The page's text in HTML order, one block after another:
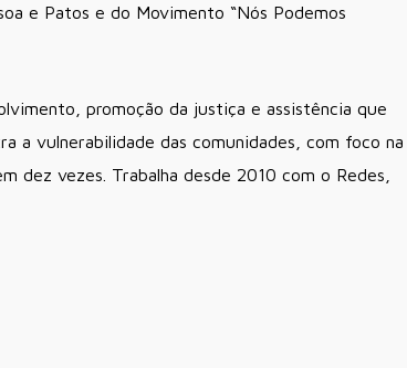
e Patos e do Movimento “Nós Podemos
promoção da justiça e assistência que
a vulnerabilidade das comunidades, com foco na
vezes. Trabalha desde 2010 com o Redes,